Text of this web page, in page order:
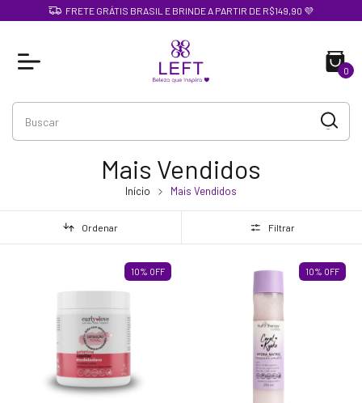
FRETE GRÁTIS BRASIL E BRINDE A PARTIR DE R$149,90 💜
0
Mais Vendidos
Início Mais Vendidos
Ordenar Filtrar
10% OFF 10% OFF